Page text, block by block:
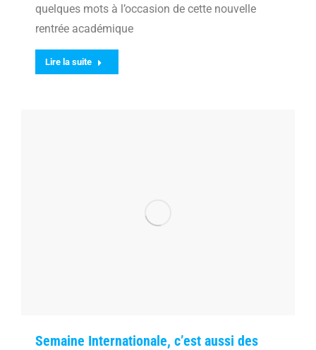
quelques mots à l’occasion de cette nouvelle
rentrée académique
Lire la suite
Semaine Internationale, c’est aussi des